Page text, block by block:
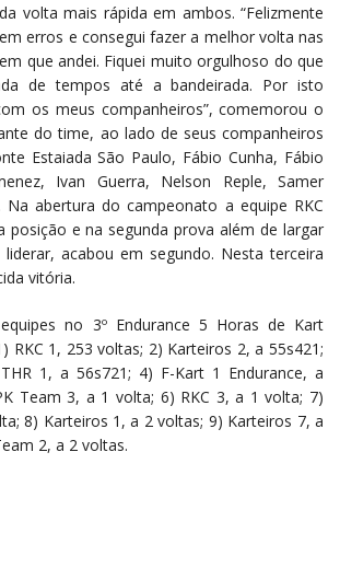
volta mais rápida em ambos. “Felizmente
erros e consegui fazer a melhor volta nas
que andei. Fiquei muito orgulhoso do que
de tempos até a bandeirada. Por isto
os meus companheiros”, comemorou o
do time, ao lado de seus companheiros
Estaiada São Paulo, Fábio Cunha, Fábio
Ivan Guerra, Nelson Reple, Samer
Na abertura do campeonato a equipe RKC
posição e na segunda prova além de largar
acabou em segundo. Nesta terceira
vitória.
no 3º Endurance 5 Horas de Kart
RKC 1, 253 voltas; 2) Karteiros 2, a 55s421;
1, a 56s721; 4) F-Kart 1 Endurance, a
Team 3, a 1 volta; 6) RKC 3, a 1 volta; 7)
8) Karteiros 1, a 2 voltas; 9) Karteiros 7, a
2, a 2 voltas.